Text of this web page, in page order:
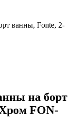
ванны, Fonte, 2-
на борт
FON-